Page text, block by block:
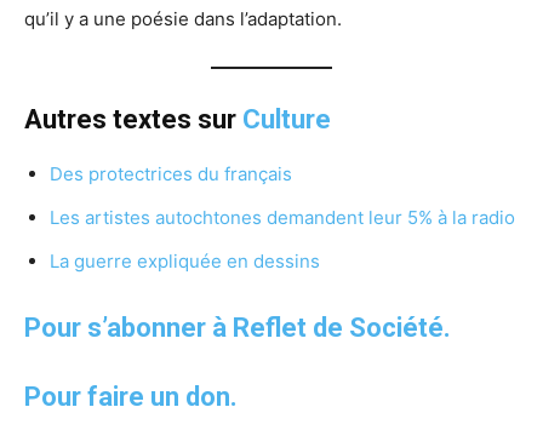
qu’il y a une poésie dans l’adaptation.
Autres textes sur Culture
Des protectrices du français
Les artistes autochtones demandent leur 5% à la radio
La guerre expliquée en dessins
Pour s’abonner à Reflet de Société.
Pour faire un don.